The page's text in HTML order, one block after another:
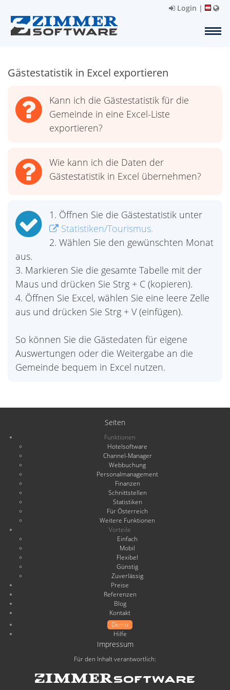
Login |
Gästestatistik in Excel exportieren
Kann ich die Gästestatistik für die
Gemeinde in eine Excel-Liste
exportieren?
Wie kann ich die Daten der
Gästestatistik in Excel übernehmen?
1. Öffnen Sie die Gästestatistik unter
Statistiken/Tourismus.
2. Wählen Sie den gewünschten Monat
aus.
3. Markieren Sie die gesamte Tabelle mit der
Maus und drücken Sie Strg + C (kopieren).
4. Öffnen Sie Excel, wählen Sie eine leere Zelle
aus und drücken Sie Strg + V (einfügen).
So können Sie die Gästedaten für eigene
Auswertungen oder die Weitergabe an die
Gemeinde bequem in Excel nutzen.
Seiten
Funktionen
Hotelsoftware
Channel-Manager
Webbuchung
Personalmanagement
Finanzen
Schnittstellen
Statistiken
Für Österreich
Weitere Funktionen
Vorteile
Einfach
Mobil
Flexibel
Günstig
Zuverlässig
Preise
Referenzen
Blog
Kontakt
Demo
Hilfe
Impressum
Für den Inhalt verantwortlich: